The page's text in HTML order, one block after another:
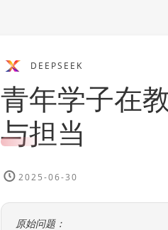
DEEPSEEK
青年学子在
与担当
2025-06-30
原始问题：